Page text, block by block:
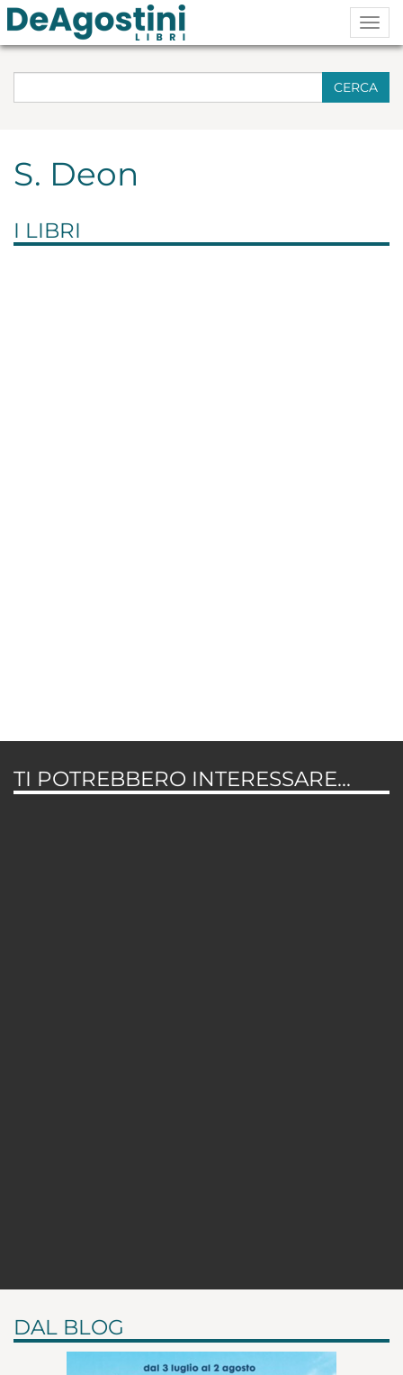
CERCA
S. Deon
I LIBRI
TI POTREBBERO INTERESSARE...
DAL BLOG